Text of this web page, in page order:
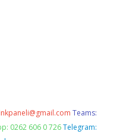
Teams:
0262 606 0 726 Telegram: